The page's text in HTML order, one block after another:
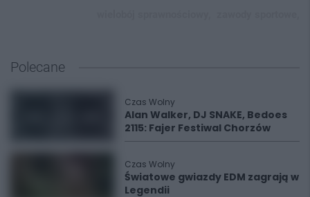
Polecane
Czas Wolny
Alan Walker, DJ SNAKE, Bedoes
2115: Fajer Festiwal Chorzów
Czas Wolny
Światowe gwiazdy EDM zagrają w
Legendii